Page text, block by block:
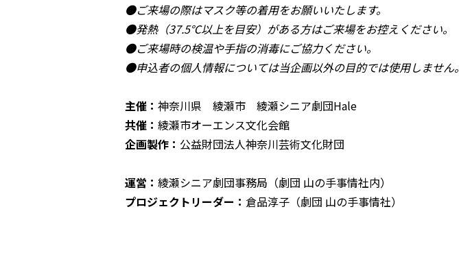
●ご来場の際はマスク等の着用をお願いいたします。
●発熱（37.5℃以上を目安）がある方はご来場をお控えください。
●ご来場時の検温や手指の消毒にご協力ください。
●申込者の個人情報については当企画以外の目的では使用しません。
主催： 神奈川県 綾瀬市 綾瀬シニア劇団Hale
共催： 綾瀬市オーエンス文化会館
企画製作： 公益財団法人神奈川芸術文化財団
運営： 綾瀬シニア劇団事務局（劇団 山の手事情社内）
プロジェクトリーダー： 倉品淳子（劇団 山の手事情社）